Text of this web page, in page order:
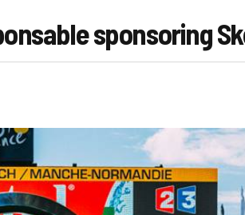
sponsoring